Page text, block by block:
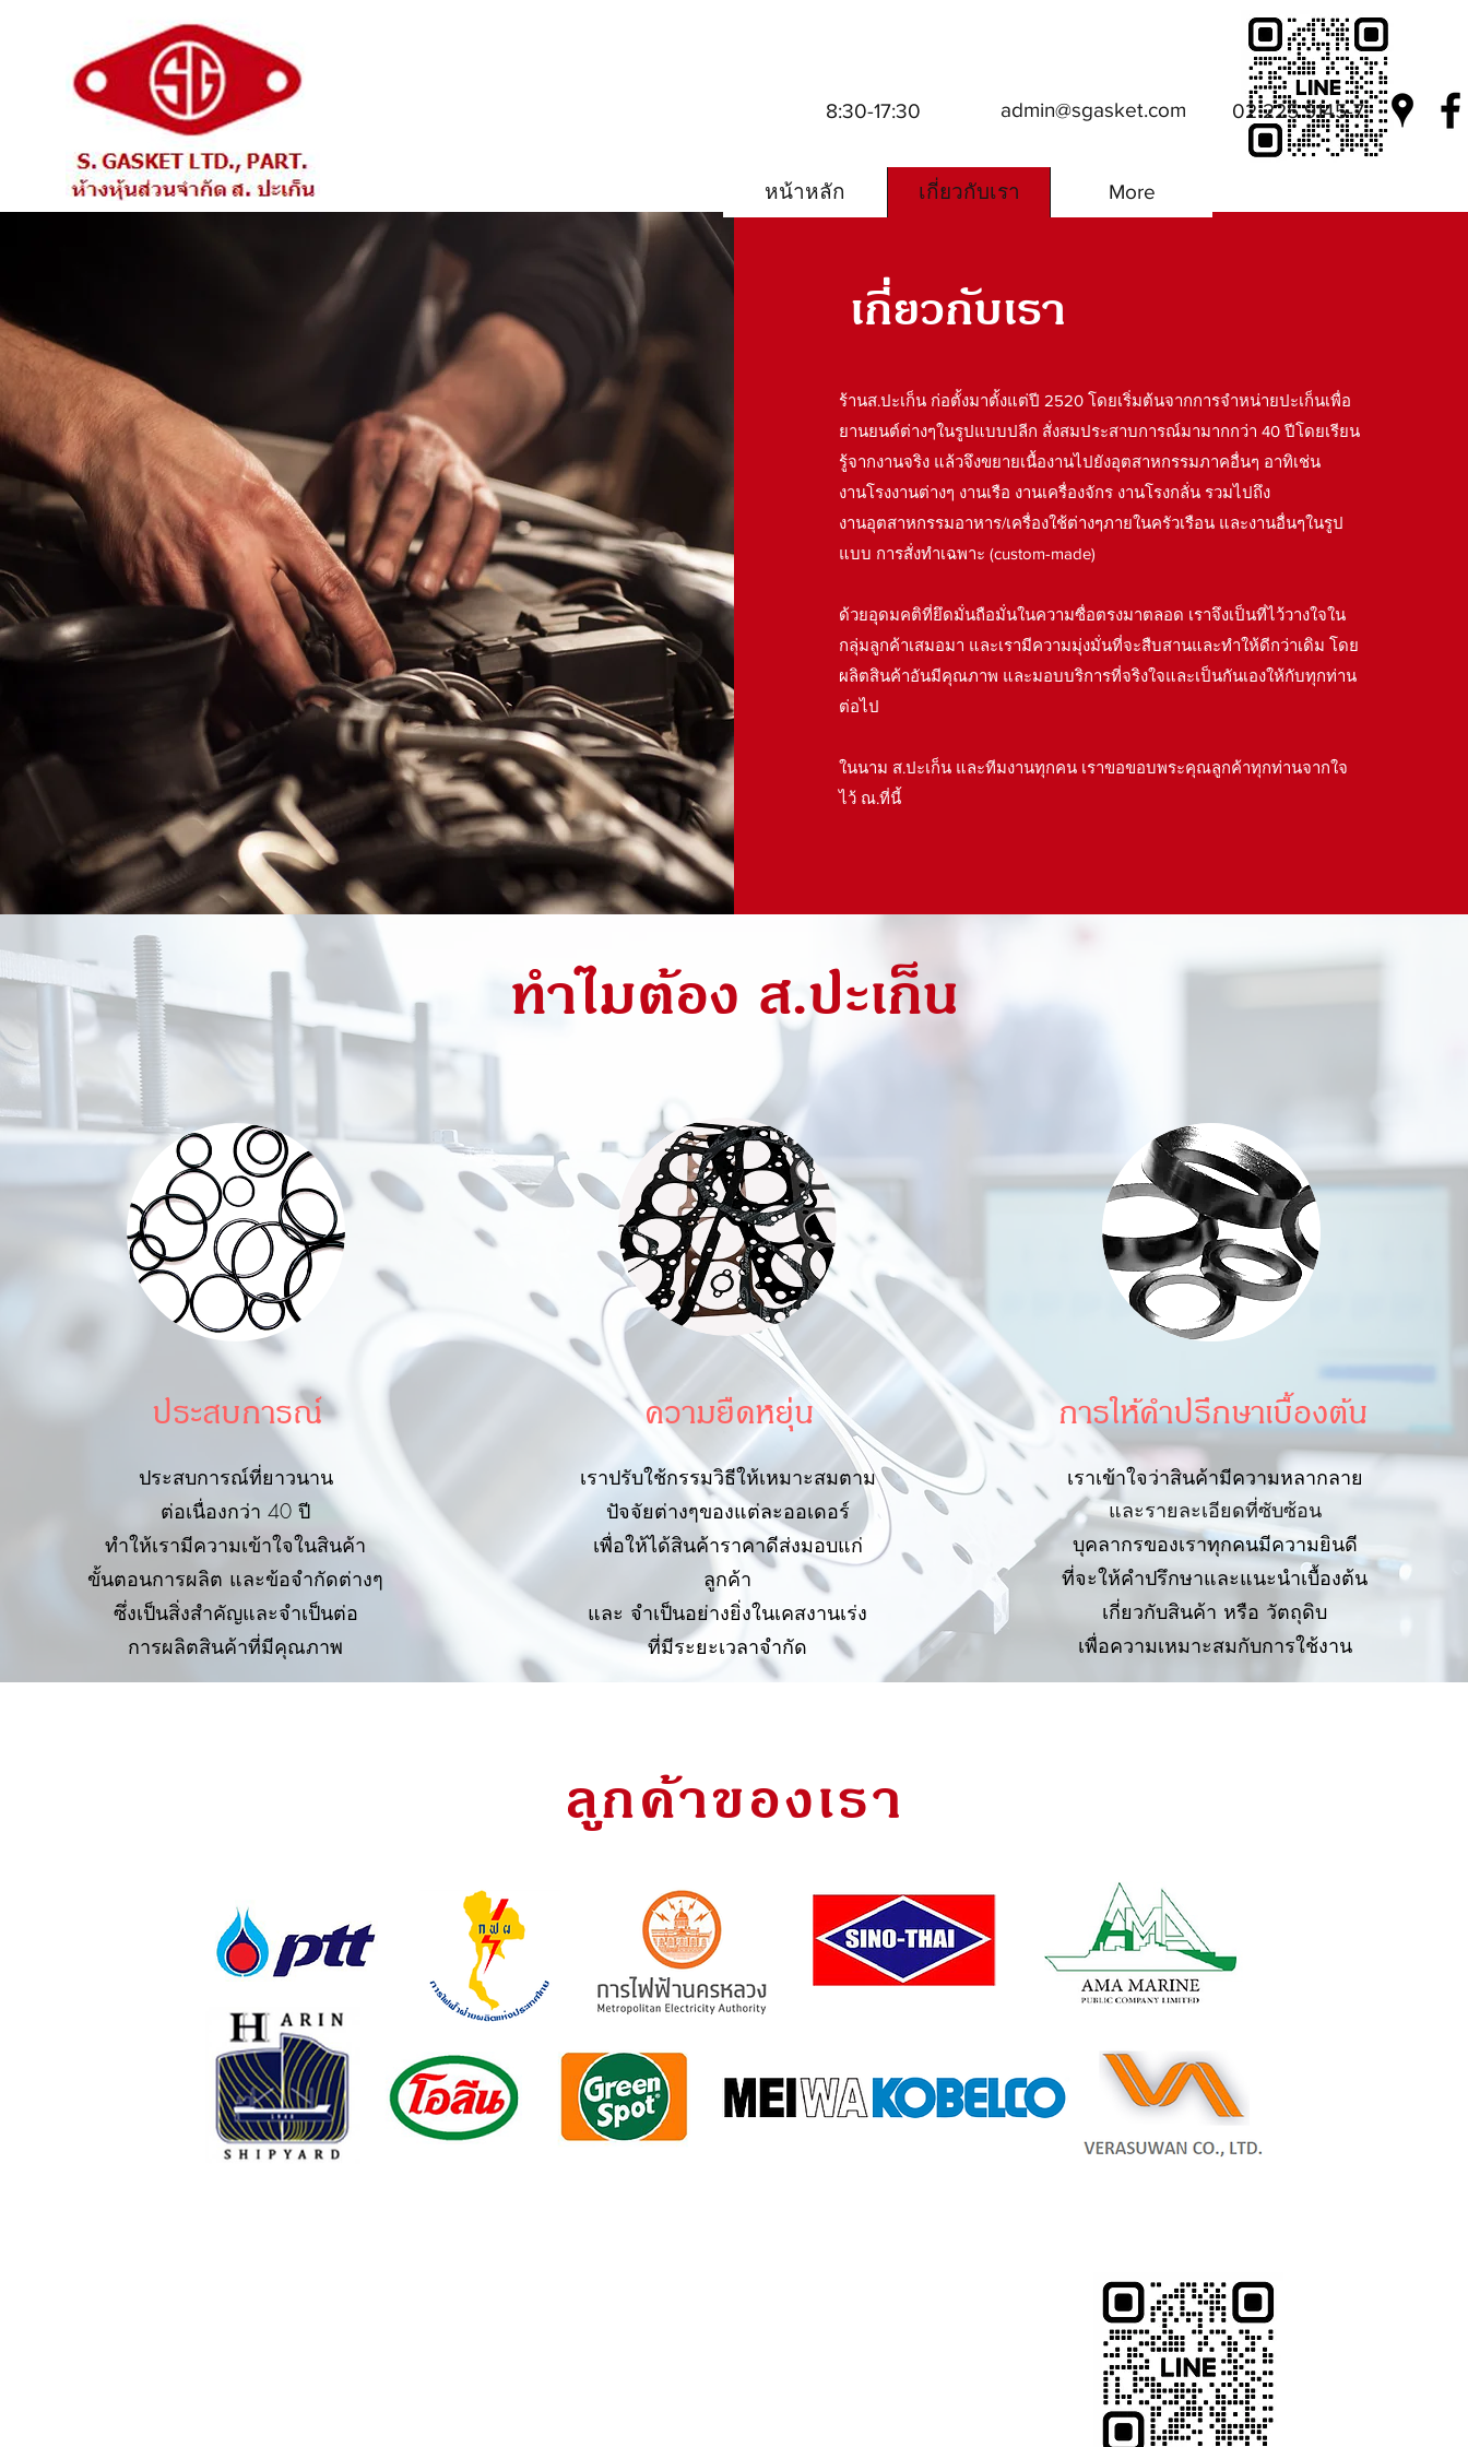
หน้าหลัก เกี่ยวกับเรา More
02 225 9145-7
admin@sgasket.com
8:30-17:30
เกี่ยวกับเรา
ร้านส.ปะเก็น ก่อตั้งมาตั้งแต่ปี 2520 โดยเริ่มต้นจากการจำหน่ายปะเก็นเพื่อ
ยานยนต์ต่างๆในรูปแบบปลีก สั่งสมประสาบการณ์มามากกว่า 40 ปีโดยเรียน
รู้จากงานจริง แล้วจึงขยายเนื้องานไปยังอุตสาหกรรมภาคอื่นๆ อาทิเช่น
งานโรงงานต่างๆ งานเรือ งานเครื่องจักร งานโรงกลั่น รวมไปถึง
งานอุตสาหกรรมอาหาร/เครื่องใช้ต่างๆภายในครัวเรือน และงานอื่นๆในรูป
แบบ การสั่งทำเฉพาะ (custom-made)
ด้วยอุดมคติที่ยึดมั่นถือมั่นในความซื่อตรงมาตลอด เราจึงเป็นที่ไว้วางใจใน
กลุ่มลูกค้าเสมอมา และเรามีความมุ่งมั่นที่จะสืบสานและทำให้ดีกว่าเดิม โดย
ผลิตสินค้าอันมีคุณภาพ และมอบบริการที่จริงใจและเป็นกันเองให้กับทุกท่าน
ต่อไป
ในนาม ส.ปะเก็น และทีมงานทุกคน เราขอขอบพระคุณลูกค้าทุกท่านจากใจ
ไว้ ณ.ที่นี้
ประสบการณ์
ประสบการณ์ที่ยาวนาน
ต่อเนื่องกว่า 40 ปี
ทำให้เรามีความเข้าใจในสินค้า
ขั้นตอนการผลิต และข้อจำกัดต่างๆ
ซึ่งเป็นสิ่งสำคัญและจำเป็นต่อ
การผลิตสินค้าที่มีคุณภาพ
ความยืดหยุ่น
เราปรับใช้กรรมวิธีให้เหมาะสมตาม
ปัจจัยต่างๆของแต่ละออเดอร์
เพื่อให้ได้สินค้าราคาดีส่งมอบแก่
ลูกค้า
และ จำเป็นอย่างยิ่งในเคสงานเร่ง
ที่มีระยะเวลาจำกัด
การให้คำปรึกษาเบื้องต้น
เราเข้าใจว่าสินค้ามีความหลากลาย
และรายละเอียดที่ซับซ้อน
บุคลากรของเราทุกคนมีความยินดี
ที่จะให้คำปรึกษาและแนะนำเบื้องต้น
เกี่ยวกับสินค้า หรือ วัตถุดิบ
เพื่อความเหมาะสมกับการใช้งาน
ทำไมต้อง ส.ปะเก็น
ลูกค้าของเรา